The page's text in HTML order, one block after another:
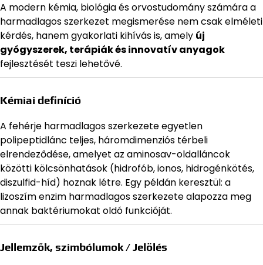
A modern kémia, biológia és orvostudomány számára a
harmadlagos szerkezet megismerése nem csak elméleti
kérdés, hanem gyakorlati kihívás is, amely új
gyógyszerek, terápiák és innovatív anyagok
fejlesztését teszi lehetővé.
Kémiai definíció
A fehérje harmadlagos szerkezete egyetlen
polipeptidlánc teljes, háromdimenziós térbeli
elrendeződése, amelyet az aminosav-oldalláncok
közötti kölcsönhatások (hidrofób, ionos, hidrogénkötés,
diszulfid-híd) hoznak létre. Egy példán keresztül: a
lizoszím enzim harmadlagos szerkezete alapozza meg
annak baktériumokat oldó funkcióját.
Jellemzők, szimbólumok / Jelölés